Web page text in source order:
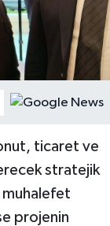
ticaret ve
stratejik
muhalefet
projenin